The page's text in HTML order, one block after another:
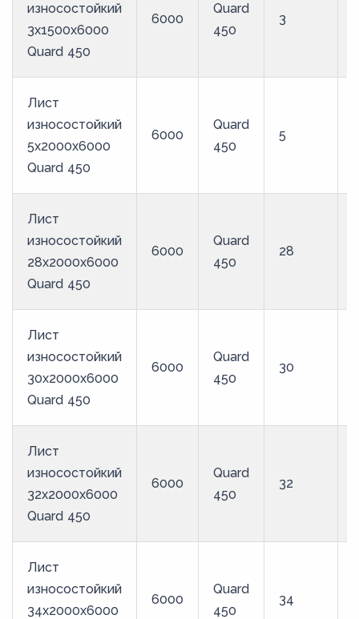
износостойкий
3x1500x6000
Quard 450
6000
Quard
450
3
Лист
износостойкий
5x2000x6000
Quard 450
6000
Quard
450
5
Лист
износостойкий
28x2000x6000
Quard 450
6000
Quard
450
28
Лист
износостойкий
30x2000x6000
Quard 450
6000
Quard
450
30
Лист
износостойкий
32x2000x6000
Quard 450
6000
Quard
450
32
Лист
износостойкий
34x2000x6000
6000
Quard
450
34